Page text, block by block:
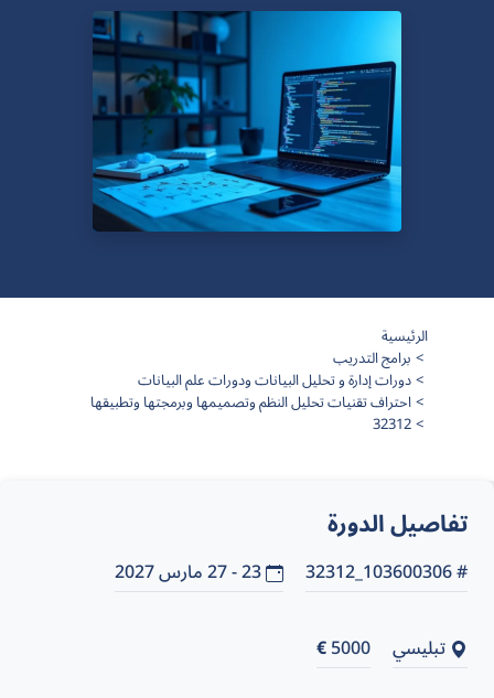
الرئيسية
برامج التدريب
دورات إدارة و تحليل البيانات ودورات علم البيانات
احتراف تقنيات تحليل النظم وتصميمها وبرمجتها وتطبيقها
32312
تفاصيل الدورة
# 103600306_32312 23 - 27 مارس 2027
تبليسي 5000
€